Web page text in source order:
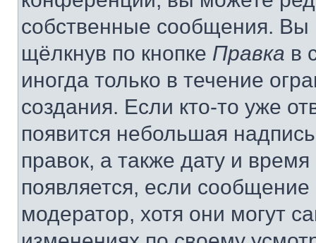
собственные сообщения. Вы
щёлкнув по кнопке Правка в
иногда только в течение
создания. Если кто-то уже
появится небольшая
правок, а также дату и
появляется, если
модератор, хотя они могут